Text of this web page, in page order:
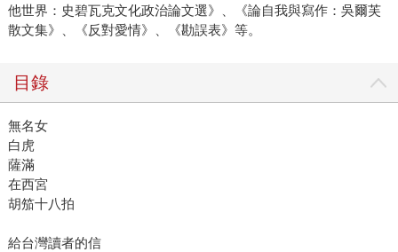
他世界：史碧瓦克文化政治論文選》、《論自我與寫作：吳爾芙
散文集》、《反對愛情》、《勘誤表》等。
目錄
無名女
白虎
薩滿
在西宮
胡笳十八拍
給台灣讀者的信